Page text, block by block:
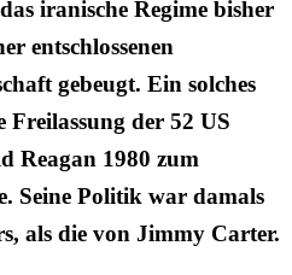
iranische Regime bisher
entschlossenen
gebeugt. Ein solches
Freilassung der 52 US
Reagan 1980 zum
Seine Politik war damals
als die von Jimmy Carter.